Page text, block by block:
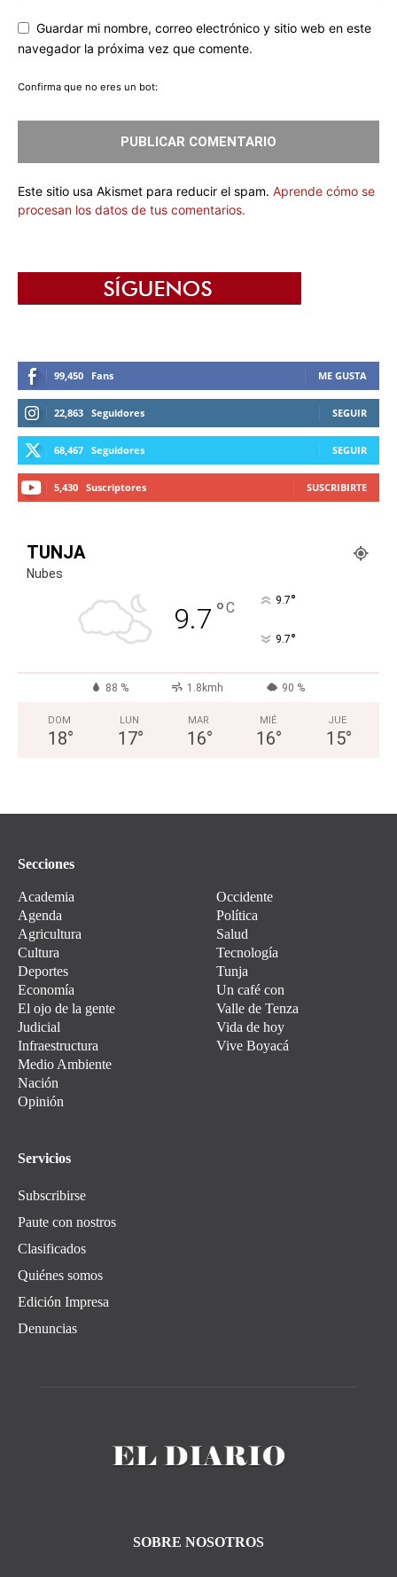
Guardar mi nombre, correo electrónico y sitio web en este
navegador la próxima vez que comente.
Confirma que no eres un bot:
Este sitio usa Akismet para reducir el spam. Aprende cómo se
procesan los datos de tus comentarios.
99,450 Fans ME GUSTA
22,863 Seguidores SEGUIR
68,467 Seguidores SEGUIR
5,430 Suscriptores SUSCRIBIRTE
TUNJA
Nubes
9.7 °C 9.7°
9.7°
88 % 1.8kmh 90 %
DOM
18°
LUN
17°
MAR
16°
MIÉ
16°
JUE
15°
Secciones
Academia
Agenda
Agricultura
Cultura
Deportes
Economía
El ojo de la gente
Judicial
Infraestructura
Medio Ambiente
Nación
Opinión
Occidente
Política
Salud
Tecnología
Tunja
Un café con
Valle de Tenza
Vida de hoy
Vive Boyacá
Servicios
Subscribirse
Paute con nostros
Clasificados
Quiénes somos
Edición Impresa
Denuncias
SOBRE NOSOTROS